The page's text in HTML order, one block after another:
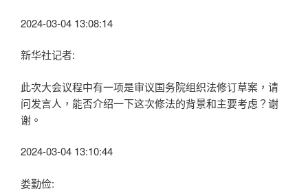
2024-03-04 13:08:14
新华社记者:
此次大会议程中有一项是审议国务院组织法修订草案，请
问发言人，能否介绍一下这次修法的背景和主要考虑？谢
谢。
2024-03-04 13:10:44
娄勤俭: